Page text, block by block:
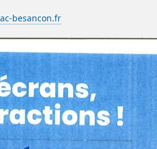
besancon.fr